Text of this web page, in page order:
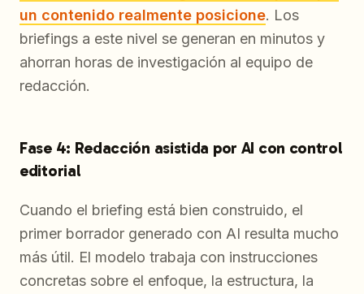
un contenido realmente posicione. Los
briefings a este nivel se generan en minutos y
ahorran horas de investigación al equipo de
redacción.
Fase 4: Redacción asistida por AI con control
editorial
Cuando el briefing está bien construido, el
primer borrador generado con AI resulta mucho
más útil. El modelo trabaja con instrucciones
concretas sobre el enfoque, la estructura, la